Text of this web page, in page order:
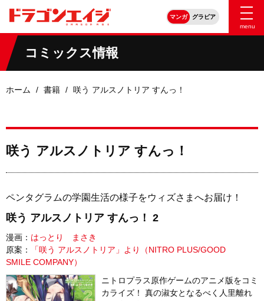
マンガ
グラビア
menu
コミックス情報
ホーム 書籍 咲う アルスノトリア すんっ！
咲う アルスノトリア すんっ！
ペンタグラムの学園生活の様子をウィズさまへお届け！
咲う アルスノトリア すんっ！ 2
漫画： はっとり まさき
原案：
「咲う アルスノトリア」より（NITRO PLUS/GOOD
SMILE COMPANY）
ニトロプラス原作ゲームのアニメ版をコミ
カライズ！ 真の淑女となるべく人里離れ